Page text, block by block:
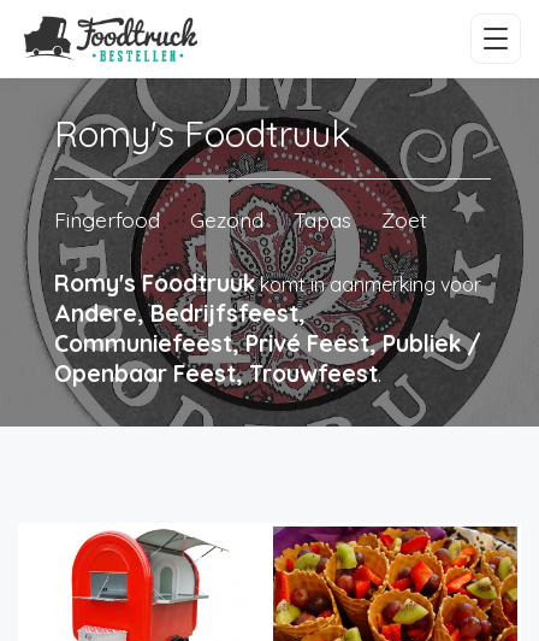
Romy's Foodtruuk
Fingerfood Gezond Tapas Zoet
Romy's Foodtruukkomt in aanmerking voor
Andere, Bedrijfsfeest,
Communiefeest, Privé Feest, Publiek /
Openbaar Feest, Trouwfeest.